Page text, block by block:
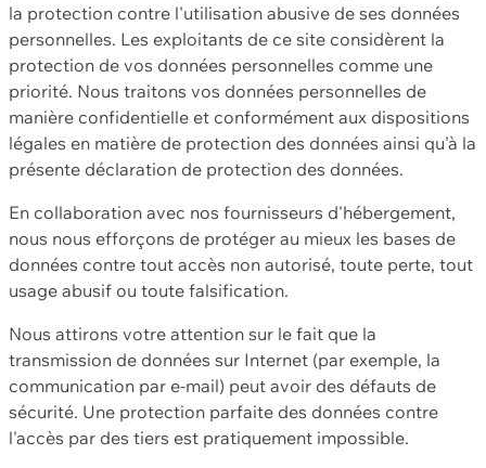
la protection contre l'utilisation abusive de ses données
personnelles. Les exploitants de ce site considèrent la
protection de vos données personnelles comme une
priorité. Nous traitons vos données personnelles de
manière confidentielle et conformément aux dispositions
légales en matière de protection des données ainsi qu'à la
présente déclaration de protection des données.
En collaboration avec nos fournisseurs d'hébergement,
nous nous efforçons de protéger au mieux les bases de
données contre tout accès non autorisé, toute perte, tout
usage abusif ou toute falsification.
Nous attirons votre attention sur le fait que la
transmission de données sur Internet (par exemple, la
communication par e-mail) peut avoir des défauts de
sécurité. Une protection parfaite des données contre
l'accès par des tiers est pratiquement impossible.